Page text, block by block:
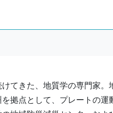
てきた、地質学の専門家
拠点として、プレートの